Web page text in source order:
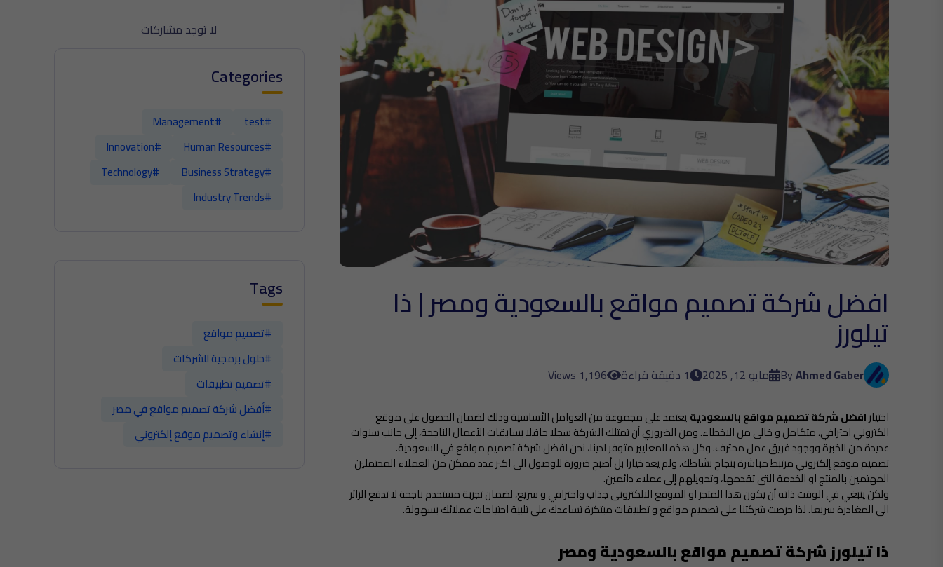
افضل شركة تصميم مواقع بالسعودية​ ومصر | ذا
تيلورز
ByAhmed Gaber مايو 12, 2025 1 دقيقة قراءة 1,196 Views
اختيارافضل شركة تصميم مواقع بالسعودية​يعتمد على مجموعة من العوامل الأساسية وذلك لضمان الحصول على موقع
الكتروني احترافي، متكامل و خالى من الاخطاء. ومن الضروري أن تمتلك الشركة سجلا حافلا بسابقات الأعمال الناجحة، إلى جانب سنوات
عديدة من الخبرة ووجود فريق عمل محترف. وكل هذه المعايير متوفر لدينا، نحن افضل شركة تصميم مواقع في السعودية.
تصميم موقع إلكتروني مرتبط مباشرة بنجاح نشاطك، ولم يعد خيارا بل أصبح ضرورة للوصول الى اكبر عدد ممكن من العملاء المحتملين
المهتمين بالمنتج او الخدمة التى تقدمها، وتحويلهم إلى عملاء دائمين.
ولكن ينبغي في الوقت ذاته أن يكون هذا المتجر او الموقع الالكترونى جذاب واحترافي و سريع، لضمان تجربة مستخدم ناجحة لا تدفع الزائر
الى المغادرة سريعا. لذا حرصت شركتنا على تصميم مواقع و تطبيقات مبتكرة تساعدك على تلبية احتياجات عملائك بسهولة.
ذا تيلورز شركة تصميم مواقع بالسعودية​ ومصر
لا توجد مشاركات
Categories
#test
#Management
#Human Resources
#Innovation
#Business Strategy
#Technology
#Industry Trends
Tags
#تصميم مواقع
#حلول برمجية للشركات
#تصميم تطبيقات
#أفضل شركة تصميم مواقع في مصر
#إنشاء وتصميم موقع إلكتروني